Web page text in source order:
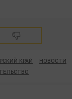
КРАЙ НОВОСТИ